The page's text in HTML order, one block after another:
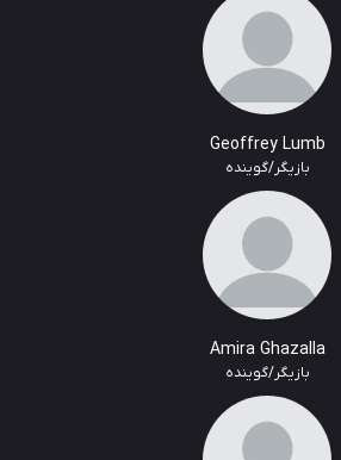
Geoffrey Lumb
بازیگر/گوینده
Amira Ghazalla
بازیگر/گوینده